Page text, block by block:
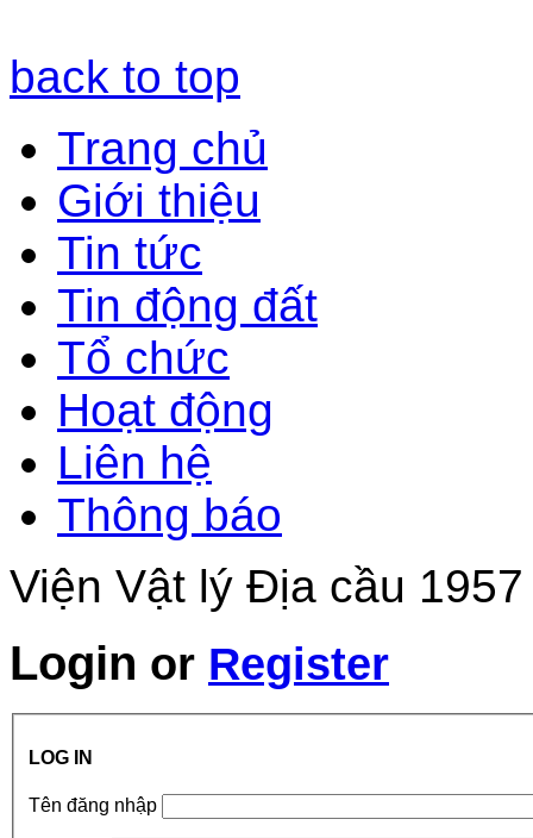
back to top
Trang chủ
Giới thiệu
Tin tức
Tin động đất
Tổ chức
Hoạt động
Liên hệ
Thông báo
Viện Vật lý Địa cầu
Login or Register
LOG IN
Tên đăng nhập